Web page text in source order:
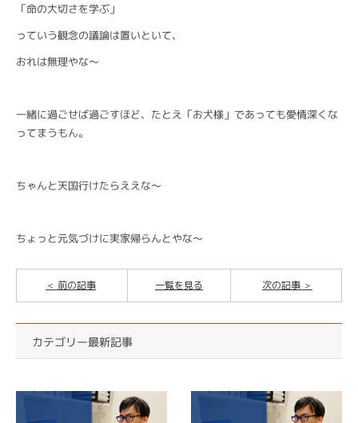
「命の大切さを学ぶ」
っていう観念の議論は置いといて、
おれは無理やな〜
一緒に過ごせば過ごすほど、たとえ「お犬様」であっても愛情深くな
ってまうもん。
ちゃんと天国行けたらええな〜
ちょっと元気づけに実家帰らんとやな〜
前の記事 次の記事
一覧を見る
カテゴリー最新記事